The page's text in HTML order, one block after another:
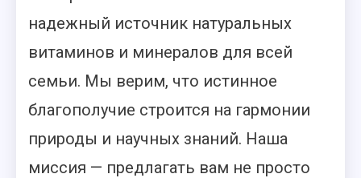
надежный источник натуральных
витаминов и минералов для всей
семьи. Мы верим, что истинное
благополучие строится на гармонии
природы и научных знаний. Наша
миссия — предлагать вам не просто